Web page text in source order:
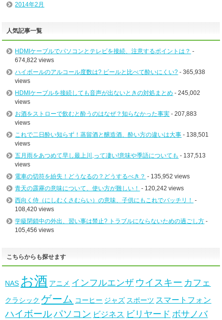
2014年2月
人気記事一覧
HDMIケーブルでパソコンとテレビを接続、注意するポイントは？ -
674,822 views
ハイボールのアルコール度数は? ビールと比べて酔いにくい? - 365,938
views
HDMIケーブルを接続しても音声が出ないときの対処まとめ - 245,002
views
お酒をストローで飲むと酔うのはなぜ？知らなかった事実 - 207,883
views
これで二日酔い知らず！蒸留酒と醸造酒、酔い方の違いは大事 - 138,501
views
五月雨をあつめて早し最上川,って凄い!意味や季語についても - 137,513
views
電車の切符を紛失！どうなるの？どうするべき？ - 135,952 views
青天の霹靂の意味について、使い方が難しい！ - 120,242 views
西向く侍（にしむくさむらい）の意味、子供にもこれでバッチリ！ -
108,420 views
学級閉鎖中の外出、習い事は禁止? トラブルにならないための過ごし方 -
105,456 views
こちらからも探せます
NAS お酒 アニメ インフルエンザ ウイスキー カフェ
クラシック ゲーム コーヒー ジャズ スポーツ スマートフォン
ハイボールパソコン ビジネス ビリヤード ボサノバ